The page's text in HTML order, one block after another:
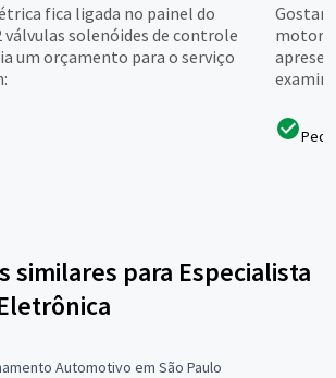
fica ligada no painel do
válvulas solenóides de controle
um orçamento para o serviço
motor
similares para Especialista
Automotivo em São Paulo